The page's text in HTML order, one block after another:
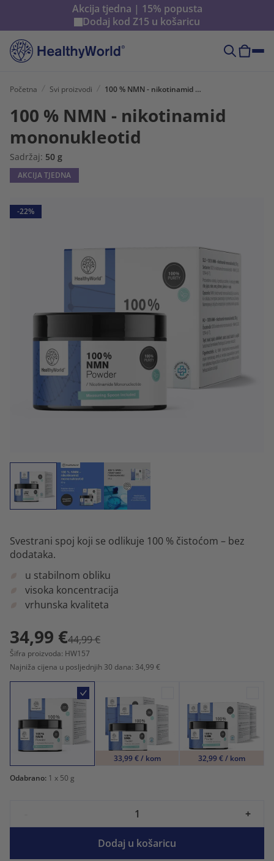
Akcija tjedna | 15% popusta
Dodaj kod Z15 u košaricu
Početna Svi proizvodi 100 % NMN - nikotinamid mononukleotid
100 % NMN - nikotinamid
mononukleotid
Sadržaj: 50 g
AKCIJA TJEDNA
-22%
Svestrani spoj koji se odlikuje 100 % čistoćom – bez
dodataka.
u stabilnom obliku
visoka koncentracija
vrhunska kvaliteta
34,99 €44,99 €
Šifra proizvoda: HW157
Najniža cijena u posljednjih 30 dana: 34,99 €
33,99 € / kom
32,99 € / kom
Odabrano: 1 x 50 g
+
Dodaj u košaricu